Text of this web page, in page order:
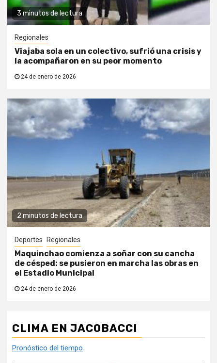
3 minutos de lectura
Regionales
Viajaba sola en un colectivo, sufrió una crisis y
la acompañaron en su peor momento
24 de enero de 2026
2 minutos de lectura
Deportes Regionales
Maquinchao comienza a soñar con su cancha
de césped: se pusieron en marcha las obras en
el Estadio Municipal
24 de enero de 2026
CLIMA EN JACOBACCI
Pronóstico del tiempo